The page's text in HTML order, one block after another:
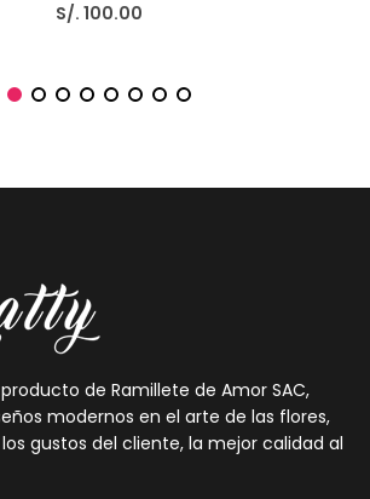
S/. 100.00
de Ramillete de Amor SAC,
modernos en el arte de las flores,
gustos del cliente, la mejor calidad al